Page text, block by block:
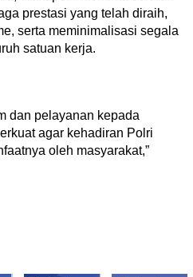
prestasi yang telah diraih,
serta meminimalisasi segala
satuan kerja.
dan pelayanan kepada
agar kehadiran Polri
oleh masyarakat,”